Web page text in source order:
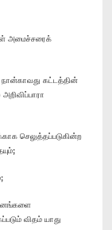
அமைச்சரைக்
கட்டத்தின்
செலுத்தப்படுகின்ற
விதம் யாது